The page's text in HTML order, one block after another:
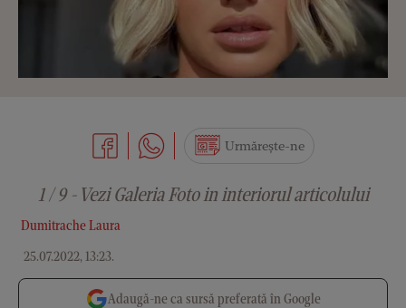
Dumitrache Laura
25.07.2022, 13:23.
Urmărește-ne
1 / 9 - Vezi Galeria Foto in interiorul articolului
Adaugă-ne ca sursă preferată în Google